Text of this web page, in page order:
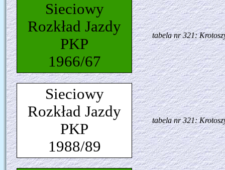
Sieciowy
Rozkład Jazdy
PKP
1966/67
tabela nr 321:
Sieciowy
Rozkład Jazdy
PKP
1988/89
tabela nr 321: